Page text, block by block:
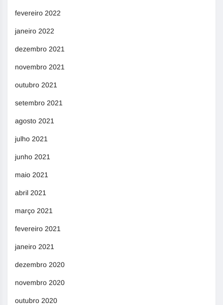
fevereiro 2022
janeiro 2022
dezembro 2021
novembro 2021
outubro 2021
setembro 2021
agosto 2021
julho 2021
junho 2021
maio 2021
abril 2021
março 2021
fevereiro 2021
janeiro 2021
dezembro 2020
novembro 2020
outubro 2020